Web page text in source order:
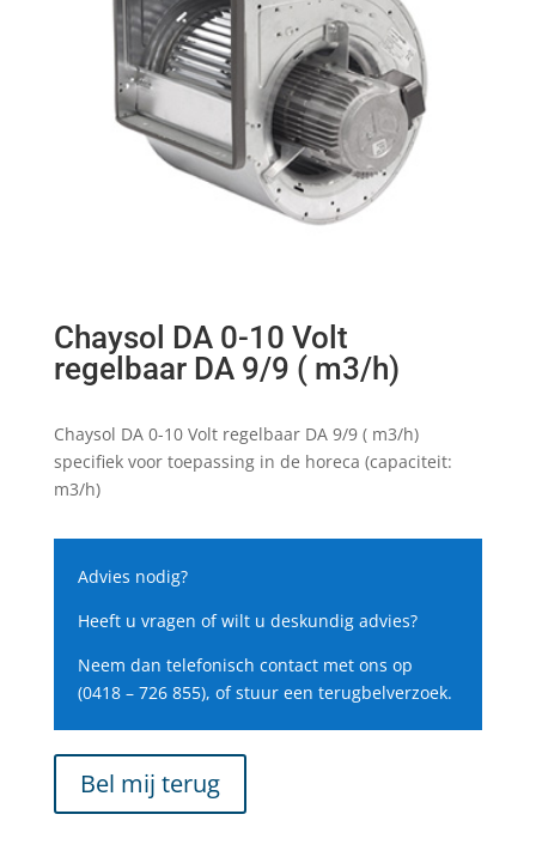
Chaysol DA 0-10 Volt
regelbaar DA 9/9 ( m3/h)
Chaysol DA 0-10 Volt regelbaar DA 9/9 ( m3/h)
specifiek voor toepassing in de horeca (capaciteit:
m3/h)
Advies nodig?
Heeft u vragen of wilt u deskundig advies?
Neem dan telefonisch contact met ons op
(0418 – 726 855), of stuur een terugbelverzoek.
Bel mij terug